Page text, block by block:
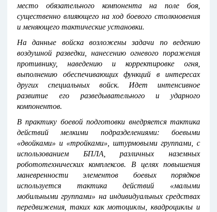
место обязательного компонента на поле боя,
существенно влияющего на ход боевого столкновения
и меняющего тактические установки.
На данные войска возложены задачи по ведению
воздушной разведки, нанесению огневого поражения
противнику, наведению и корректировке огня,
выполнению обеспечивающих функций в интересах
других специальных войск. Идет интенсивное
развитие его разведывательного и ударного
компонентов.
В практику боевой подготовки внедряется тактика
действий мелкими подразделениями: боевыми
«двойками» и «тройками», штурмовыми группами, с
использованием БПЛА, различных наземных
робототехнических комплексов. В целях повышения
маневренности элементов боевых порядков
используется тактика действий «малыми
мобильными группами» на индивидуальных средствах
передвижения, таких как мотоциклы, квадроциклы и